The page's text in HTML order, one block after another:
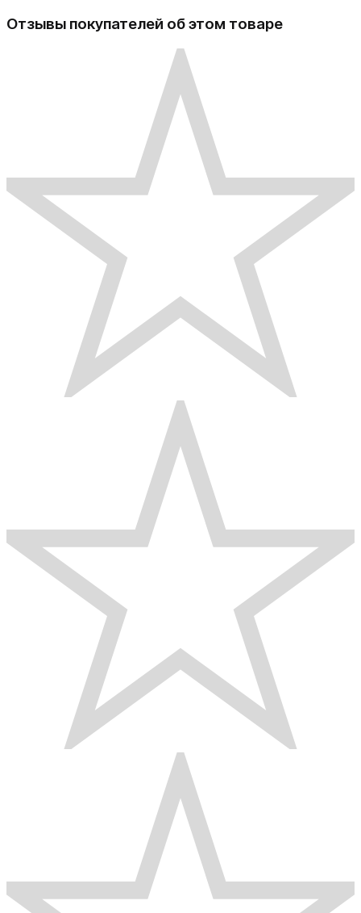
Отзывы покупателей об этом товаре